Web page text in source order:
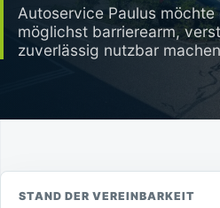
Autoservice Paulus möchte
möglichst barrierearm,
zuverlässig nutzbar
STAND DER VEREINBARKEIT